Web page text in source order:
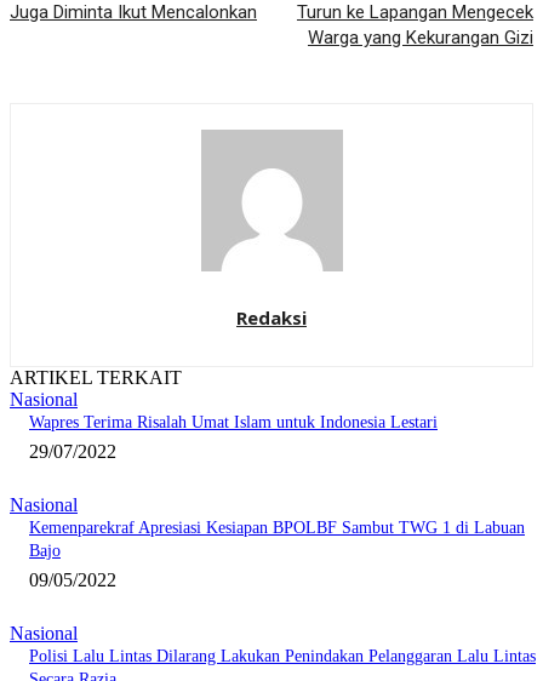
Juga Diminta Ikut Mencalonkan
Turun ke Lapangan Mengecek
Warga yang Kekurangan Gizi
Redaksi
ARTIKEL TERKAIT
Nasional
Wapres Terima Risalah Umat Islam untuk Indonesia Lestari
29/07/2022
Nasional
Kemenparekraf Apresiasi Kesiapan BPOLBF Sambut TWG 1 di Labuan
Bajo
09/05/2022
Nasional
Polisi Lalu Lintas Dilarang Lakukan Penindakan Pelanggaran Lalu Lintas